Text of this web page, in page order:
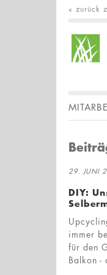
« zurück
29. JUNI
DIY:
immer
für den
Balkon -